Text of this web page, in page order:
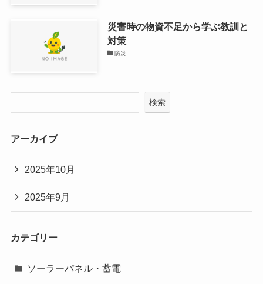
災害時の物資不足から学ぶ教訓と
対策
防災
検索
アーカイブ
2025年10月
2025年9月
カテゴリー
ソーラーパネル・蓄電